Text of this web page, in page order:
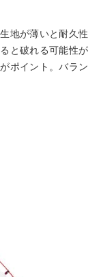
地が薄いと耐久性
と破れる可能性が
ポイント。バラン